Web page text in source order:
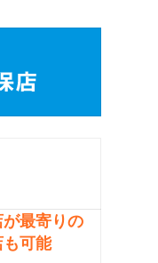
最寄りの
可能